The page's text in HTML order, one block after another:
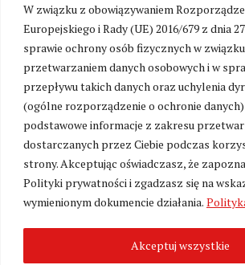
W związku z obowiązywaniem
Europejskiego i Rady (UE) 2016/679 z dnia
sprawie ochrony osób fizycznych w
przetwarzaniem danych osobowych i w
przepływu takich danych oraz uchylenia
(ogólne rozporządzenie o ochronie
podstawowe informacje z zakresu
dostarczanych przez Ciebie podczas
strony. Akceptując oświadczasz, że
Polityki prywatności i zgadzasz się na
wymienionym dokumencie działania.
Akceptuj wszystkie
Zmień ustawienia cookies
2026. Wszelkie Prawa